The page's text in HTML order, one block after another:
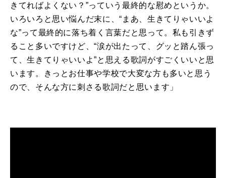
きてればよくない？”っていう最終的な慰めというか。
いろいろと思い悩んだ末に、“まあ、生きてりゃいいよ
な”って最終的に落ち着く言葉だと思って。私も引きず
ること多いですけど、“涙が出たって、グッと踏ん張っ
て、生きてりゃいいよ”と思える歌詞がすごくいいと思
います。きっとお仕事や学校で大変な方も多いと思う
ので、そんな方に刺さる歌詞だと思います」